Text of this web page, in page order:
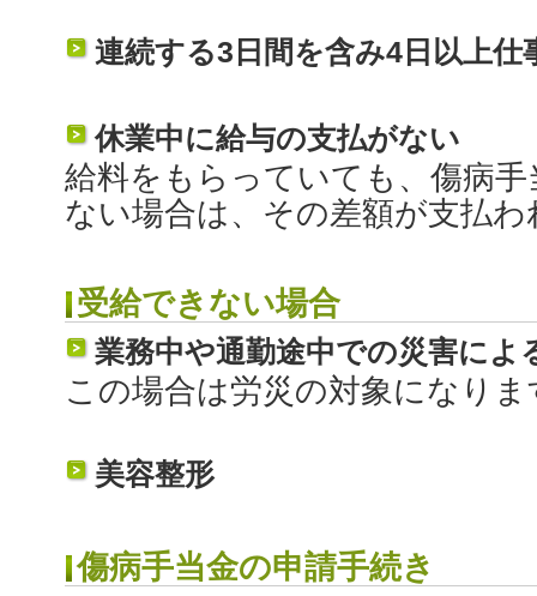
連続する3日間を含み4日以上
休業中に給与の支払がない
給料をもらっていても、傷病
ない場合は、その差額が支払わ
受給できない場合
業務中や通勤途中での災害によ
この場合は労災の対象になりま
美容整形
傷病手当金の申請手続き